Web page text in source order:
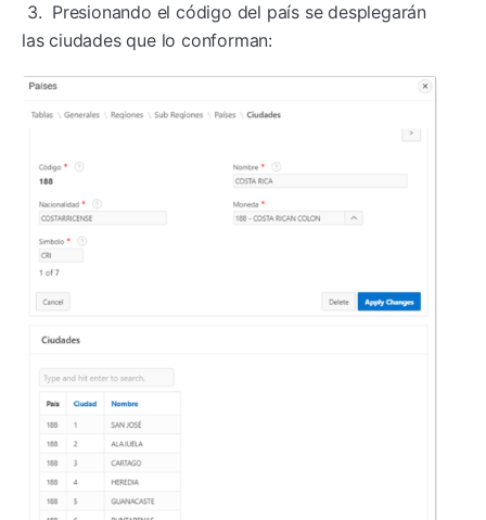
3. Presionando el código del país se desplegarán
las ciudades que lo conforman: